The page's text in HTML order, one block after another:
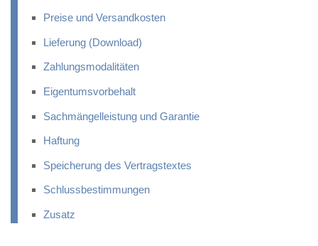
Preise und Versandkosten
Lieferung (Download)
Zahlungsmodalitäten
Eigentumsvorbehalt
Sachmängelleistung und Garantie
Haftung
Speicherung des Vertragstextes
Schlussbestimmungen
Zusatz